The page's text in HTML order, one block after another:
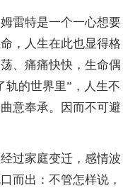
雷特是一个一心想要
，人生在此也显得格
、痛痛快快，生命偶
轨的世界里”，人生不
意奉承。因而不可避
过家庭变迁，感情波
而出：不管怎样说，